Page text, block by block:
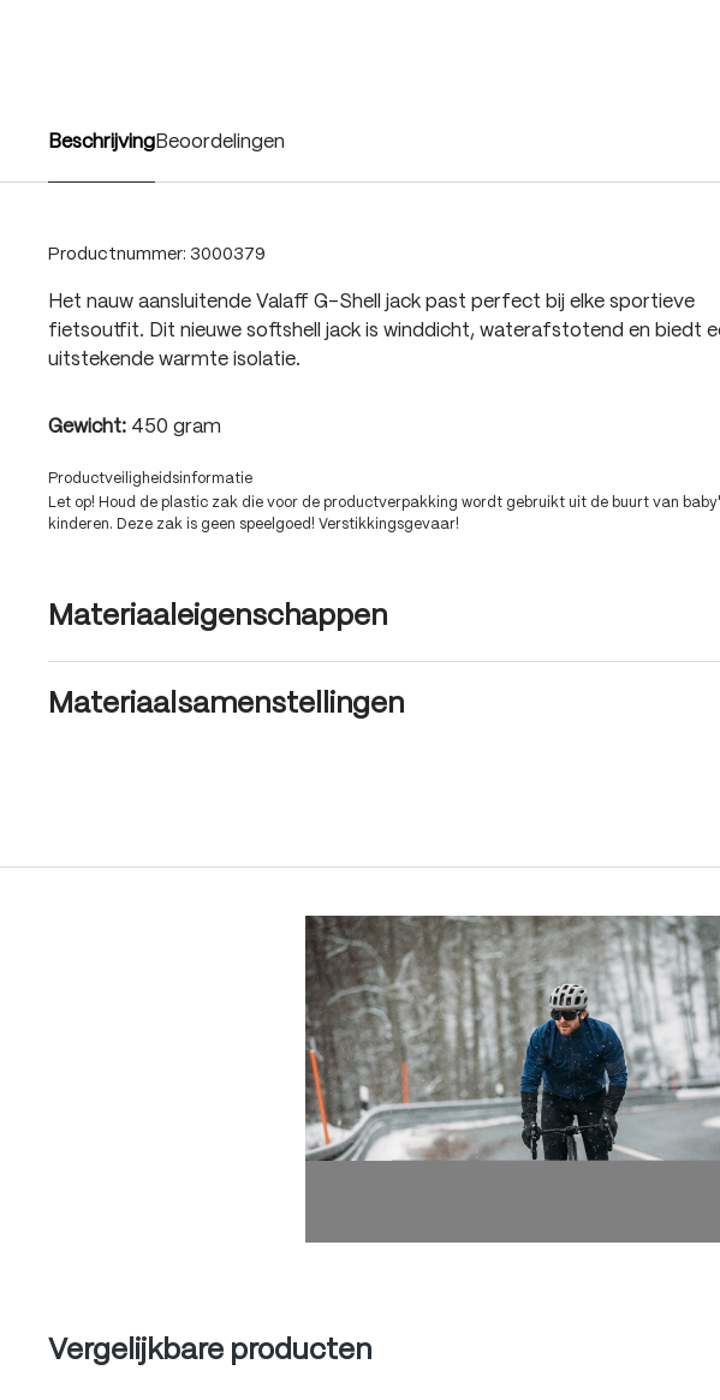
Beschrijving Beoordelingen
Productnummer: 3000379
Het nauw aansluitende Valaff G-Shell jack past perfect bij elke sportieve
fietsoutfit. Dit nieuwe softshell jack is winddicht, waterafstotend en biedt
uitstekende warmte isolatie.
Gewicht: 450 gram
Productveiligheidsinformatie
Let op! Houd de plastic zak die voor de productverpakking wordt gebruikt uit de buurt van
kinderen. Deze zak is geen speelgoed! Verstikkingsgevaar!
Materiaaleigenschappen
Materiaalsamenstellingen
Produktgalerie überspringen
Vergelijkbare producten